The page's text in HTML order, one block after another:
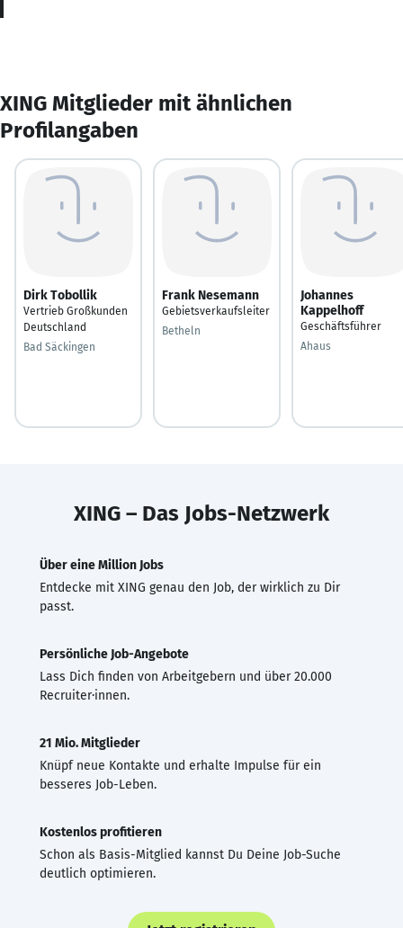
XING Mitglieder mit ähnlichen
Profilangaben
Dirk Tobollik
Vertrieb Großkunden
Deutschland
Bad Säckingen
Frank Nesemann
Gebietsverkaufsleiter
Betheln
Johannes
Kappelhoff
Geschäftsführer
Ahaus
XING – Das Jobs-Netzwerk
Über eine Million Jobs
Entdecke mit XING genau den Job, der wirklich zu Dir
passt.
Persönliche Job-Angebote
Lass Dich finden von Arbeitgebern und über 20.000
Recruiter·innen.
21 Mio. Mitglieder
Knüpf neue Kontakte und erhalte Impulse für ein
besseres Job-Leben.
Kostenlos profitieren
Schon als Basis-Mitglied kannst Du Deine Job-Suche
deutlich optimieren.